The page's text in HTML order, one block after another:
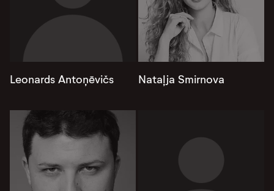
Leonards Antoņēvičs Nataļja Smirnova